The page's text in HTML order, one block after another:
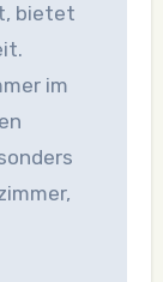
bietet
im